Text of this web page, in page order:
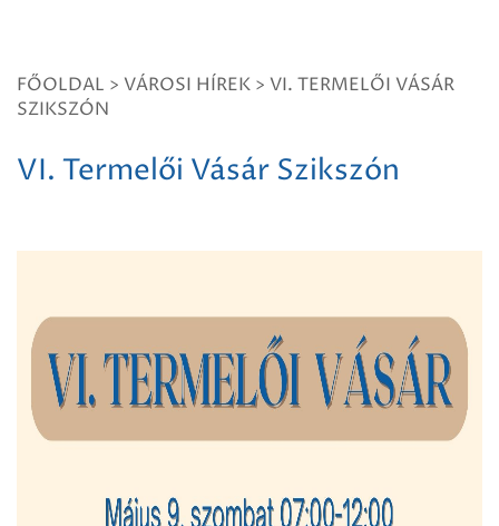
FŐOLDAL > VÁROSI HÍREK > VI. TERMELŐI VÁSÁR
SZIKSZÓN
VI. Termelői Vásár Szikszón